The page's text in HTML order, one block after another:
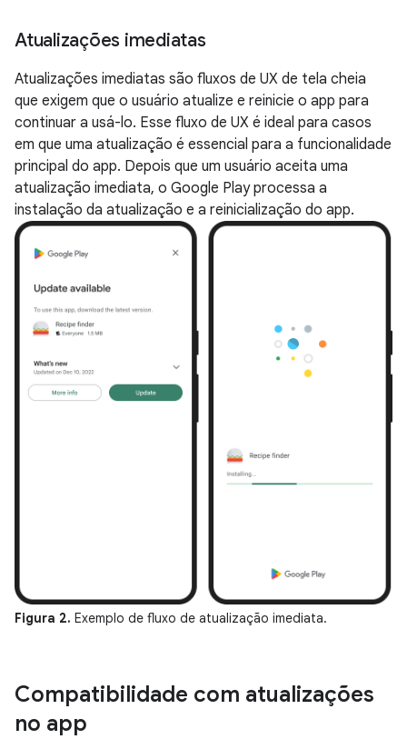
Atualizações imediatas
Atualizações imediatas são fluxos de UX de tela cheia
que exigem que o usuário atualize e reinicie o app para
continuar a usá-lo. Esse fluxo de UX é ideal para casos
em que uma atualização é essencial para a funcionalidade
principal do app. Depois que um usuário aceita uma
atualização imediata, o Google Play processa a
instalação da atualização e a reinicialização do app.
Figura 2. Exemplo de fluxo de atualização imediata.
Compatibilidade com atualizações
no app